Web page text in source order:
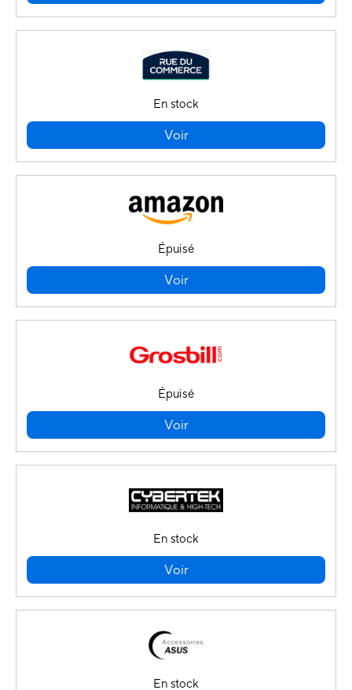
En stock
Voir
Épuisé
Voir
Épuisé
Voir
En stock
Voir
En stock